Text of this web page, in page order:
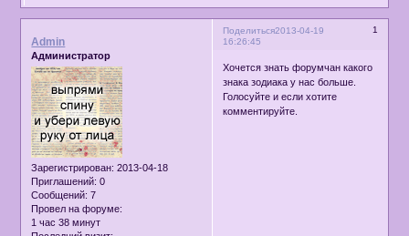
Поделиться 1
2013-04-19
16:26:45
Admin
Администратор
Зарегистрирован: 2013-04-18
Приглашений: 0
Сообщений: 7
Провел на форуме:
1 час 38 минут
Хочется знать форумчан какого
знака зодиака у нас больше.
Голосуйте и если хотите
комментируйте.